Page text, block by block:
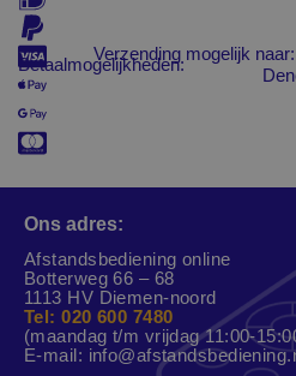
Betaalmogelijkheden:
Verzending mogelijk
Ons adres:
Afstandsbediening online
Botterweg 66 – 68
1113 HV Diemen-noord
Tel: 020 600 7480
(maandag t/m vrijdag 11:00-
E-mail: